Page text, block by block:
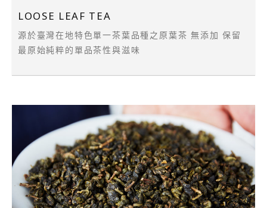
LOOSE LEAF TEA
源於臺灣在地特色單一茶葉品種之原葉茶 無添加 保留
最原始純粹的單品茶性與滋味